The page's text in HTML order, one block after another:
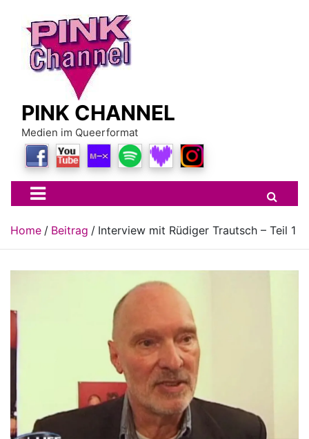
content
PINK CHANNEL
Medien im Queerformat
Home Beitrag Interview mit Rüdiger Trautsch – Teil 1